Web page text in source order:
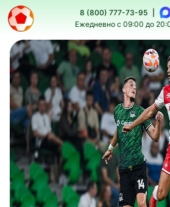
8 (800) 777-73-95
Ежедневно с 09:00 до